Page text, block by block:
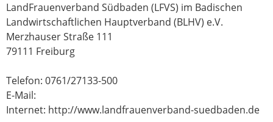
LandFrauenverband Südbaden (LFVS) im Badischen
Landwirtschaftlichen Hauptverband (BLHV) e.V.
Merzhauser Straße 111
79111 Freiburg
Telefon: 0761/27133-500
E-Mail:
Internet: http://www.landfrauenverband-suedbaden.de